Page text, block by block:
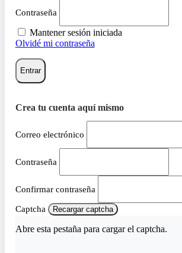
Contraseña
Mantener sesión iniciada
Olvidé mi contraseña
Entrar
Crea tu cuenta aquí mismo
Correo electrónico
Contraseña
Confirmar contraseña
Captcha Recargar captcha
Abre esta pestaña para cargar el captcha.